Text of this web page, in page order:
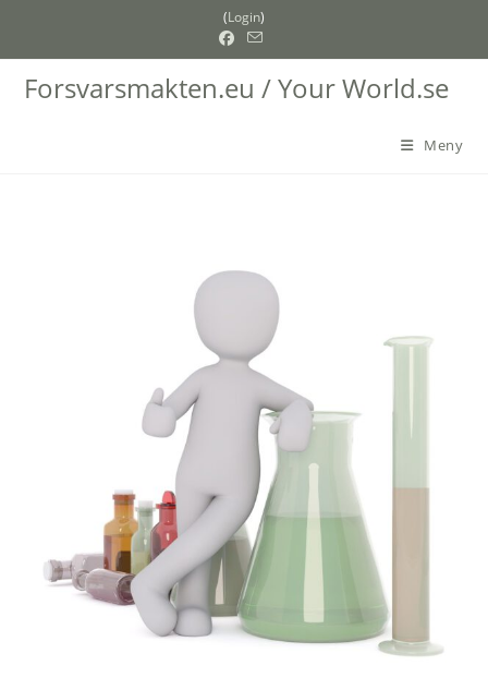
(Login)
Forsvarsmakten.eu / Your World.se
Meny